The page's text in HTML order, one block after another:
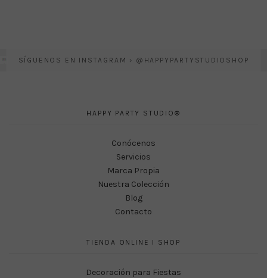
SÍGUENOS EN INSTAGRAM › @HAPPYPARTYSTUDIOSHOP
HAPPY PARTY STUDIO®
Conócenos
Servicios
Marca Propia
Nuestra Colección
Blog
Contacto
TIENDA ONLINE I SHOP
Decoración para Fiestas